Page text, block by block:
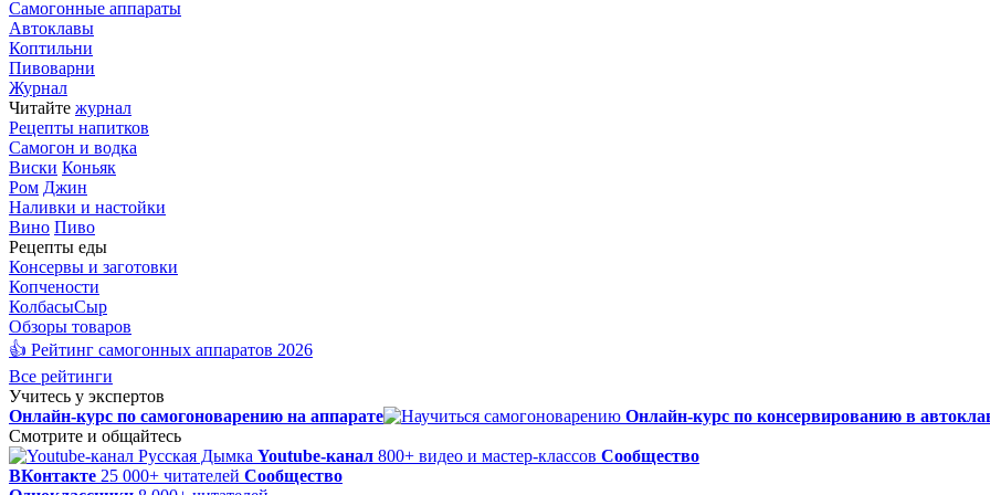
Самогонные аппараты
Автоклавы
Коптильни
Пивоварни
Журнал
Читайте журнал
Рецепты напитков
Самогон и водка
Виски Коньяк
Ром Джин
Наливки и настойки
Вино Пиво
Рецепты еды
Консервы и заготовки
Копчености
КолбасыСыр
Обзоры товаров
👍 Рейтинг самогонных аппаратов 2026
Все рейтинги
Учитесь у экспертов
Онлайн-курс по самогоноварению на аппарате
Онлайн-курс по консервированию в
Смотрите и общайтесь
Youtube-канал 800+ видео и мастер-классов Сообщество
ВКонтакте 25 000+ читателей Сообщество